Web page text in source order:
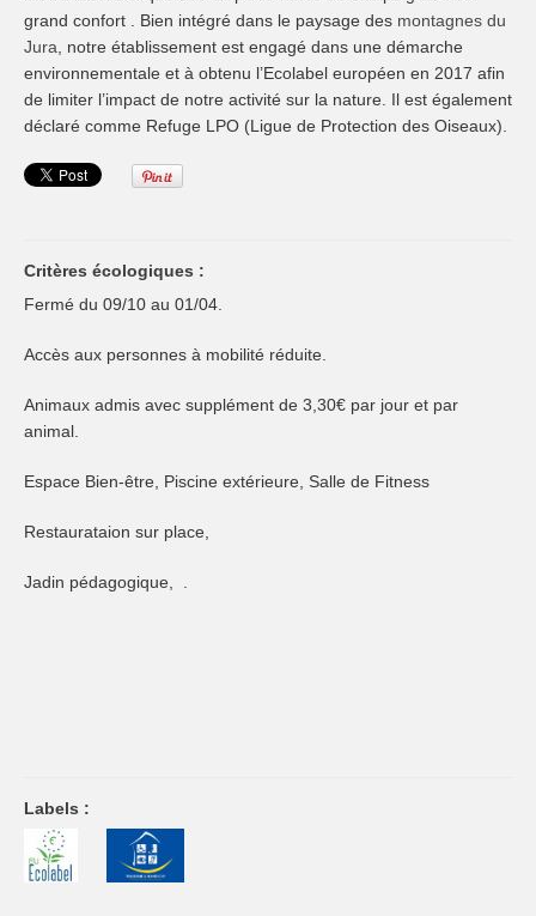
grand confort . Bien intégré dans le paysage des montagnes du
Jura , notre établissement est engagé dans une démarche
environnementale et à obtenu l’Ecolabel européen en 2017 afin
de limiter l’impact de notre activité sur la nature. Il est également
déclaré comme Refuge LPO (Ligue de Protection des Oiseaux).
Critères écologiques :
Fermé du 09/10 au 01/04.
Accès aux personnes à mobilité réduite.
Animaux admis avec supplément de 3,30€ par jour et par
animal.
Espace Bien-être, Piscine extérieure, Salle de Fitness
Restaurataion sur place,
Jadin pédagogique, .
Labels :